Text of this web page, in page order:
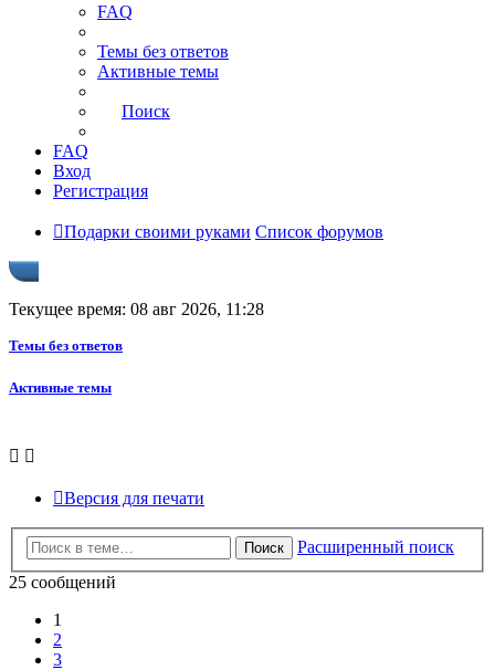
FAQ
Темы без ответов
Активные темы
Поиск
FAQ
Вход
Регистрация
Подарки своими руками Список форумов
Текущее время: 08 авг 2026, 11:28
Темы без ответов
Активные темы
Версия для печати
Поиск
Расширенный поиск
25 сообщений
1
2
3